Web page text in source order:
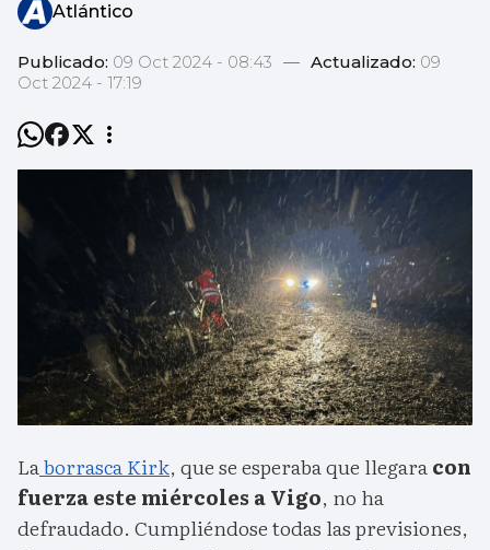
Atlántico
Publicado: 09 Oct 2024 - 08:43 — Actualizado: 09
Oct 2024 - 17:19
Laborrasca Kirk, que se esperaba que llegaracon
fuerza este miércoles a Vigo, no ha
defraudado. Cumpliéndose todas las previsiones,